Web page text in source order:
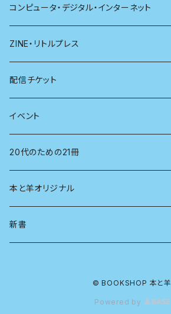
哲学
医学
看護学
心理学
経営学
言語学
法律
人類学
珈琲
雑貨
コンピュータ・デジタル・インターネット
ZINE・リトルプレス
電子版（EPub）
電子版（PDF）
配信チケット
イベント
20代のための21冊
本と羊オリジナル
アロマスプレー
新書
© BOOKSHOP 本と羊
Powered by